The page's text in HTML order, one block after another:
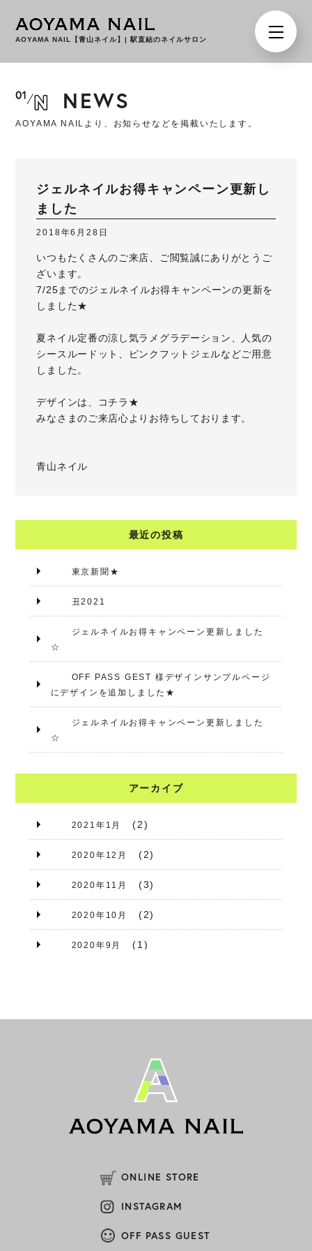
AOYAMA NAIL【青山ネイル】| 駅直結のネイルサロン
NEWS
AOYAMA NAILより、お知らせなどを掲載いたします。
ジェルネイルお得キャンペーン更新し
ました
2018年6月28日
いつもたくさんのご来店、ご閲覧誠にありがとうご
ざいます。
7/25までのジェルネイルお得キャンペーンの更新を
しました★
夏ネイル定番の涼し気ラメグラデーション、人気の
シースルードット、ピンクフットジェルなどご用意
しました。
デザインは、
コチラ★
みなさまのご来店心よりお待ちしております。
青山ネイル
最近の投稿
東京新聞★
丑2021
ジェルネイルお得キャンペーン更新しました
☆
OFF PASS GEST 様デザインサンプルページ
にデザインを追加しました★
ジェルネイルお得キャンペーン更新しました
☆
アーカイブ
2021年1月 (2)
2020年12月 (2)
2020年11月 (3)
2020年10月 (2)
2020年9月 (1)
(11)
(2)
2020年1月 (3)
2019年11月
2019年10月
2019年9月
ONLINE STORE
INSTAGRAM
OFF PASS GUEST